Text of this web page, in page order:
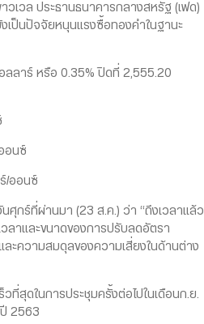
เวล ประธานธนาคารกลางสหรัฐ (เฟด)
ป็นปัจจัยหนุนแรงซื้อทองคำในฐานะ
ลาร์ หรือ 0.35% ปิดที่ 2,555.20
อนซ์
/ออนซ์
กร์ที่ผ่านมา (23 ส.ค.) ว่า “ถึงเวลาแล้ว
ลาและขนาดของการปรับลดอัตรา
ะความสมดุลของความเสี่ยงในด้านต่าง
ดในการประชุมครั้งต่อไปในเดือนก.ย.
2563